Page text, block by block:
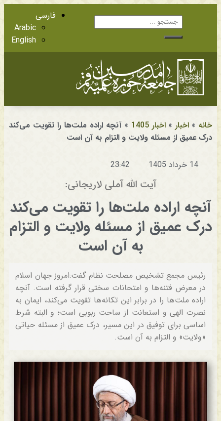
فارسی
Arabic
English
خانه »اخبار »اخبار 1405 » آنچه اراده ملت‌ها را تقویت می‌کند
درک عمیق از مسئله ولایت و التزام به آن است
14 خرداد 1405 23:42
آیت الله آملی لاریجانی:
آنچه اراده ملت‌ها را تقویت می‌کند
درک عمیق از مسئله ولایت و التزام
به آن است
رئیس مجمع تشخیص مصلحت نظام گفت:امروز جهان اسلام
در معرض فتنه‌ها و امتحانات سختی قرار گرفته است. آنچه
اراده ملت‌ها را در برابر این تکانه‌ها تقویت می‌کند، ایمان به
نصرت الهی و استعانت از ساحت ربوبی است؛ و البته شرط
اساسی برای توفیق در این مسیر، درک عمیق از مسئله حیاتی
«ولایت» و التزام به آن است.